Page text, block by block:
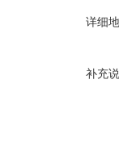
详细
补充